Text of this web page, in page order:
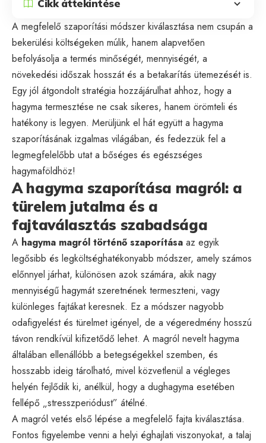
Cikk áttekintése
A megfelelő szaporítási módszer kiválasztása nem csupán a
bekerülési költségeken múlik, hanem alapvetően
befolyásolja a termés minőségét, mennyiségét, a
növekedési időszak hosszát és a betakarítás ütemezését is.
Egy jól átgondolt stratégia hozzájárulhat ahhoz, hogy a
hagyma termesztése ne csak sikeres, hanem örömteli és
hatékony is legyen. Merüljünk el hát együtt a hagyma
szaporításának izgalmas világában, és fedezzük fel a
legmegfelelőbb utat a bőséges és egészséges
hagymaföldhöz!
A hagyma szaporítása magról: a
türelem jutalma és a
fajtaválasztás szabadsága
A hagyma magról történő szaporítása az egyik
legősibb és legköltséghatékonyabb módszer, amely számos
előnnyel járhat, különösen azok számára, akik nagy
mennyiségű hagymát szeretnének termeszteni, vagy
különleges fajtákat keresnek. Ez a módszer nagyobb
odafigyelést és türelmet igényel, de a végeredmény hosszú
távon rendkívül kifizetődő lehet. A magról nevelt hagyma
általában ellenállóbb a betegségekkel szemben, és
hosszabb ideig tárolható, mivel közvetlenül a végleges
helyén fejlődik ki, anélkül, hogy a dughagyma esetében
fellépő „stresszperiódust” átélné.
A magról vetés első lépése a megfelelő fajta kiválasztása.
Fontos figyelembe venni a helyi éghajlati viszonyokat, a talaj